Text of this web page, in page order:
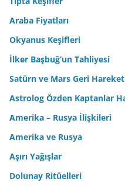
Araba Fiyatları
Okyanus Keşifleri
İlker Başbuğ’un Tahliyesi
Satürn ve Mars Geri
Astrolog Özden Kaptanlar
Amerika – Rusya İlişkileri
Amerika ve Rusya
Aşırı Yağışlar
Dolunay Ritüelleri